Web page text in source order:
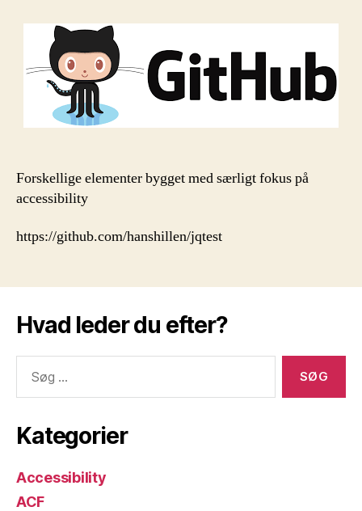
med
accessibility
Forskellige elementer bygget med særligt fokus på
accessibility
https://github.com/hanshillen/jqtest
Hvad leder du efter?
efter:
Kategorier
Accessibility
ACF